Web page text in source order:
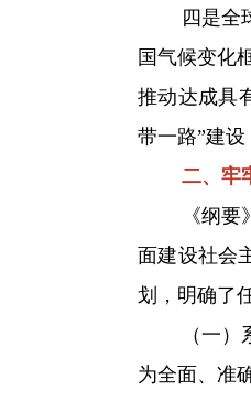
四是全球
国气候变化
推动达成具
带一路”建
二、牢
《纲要》
面建设社会
划，明确了
（一）系
为全面、准